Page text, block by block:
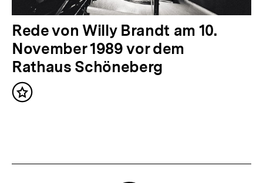
N
ä
c
h
s
Rede von Willy Brandt am 10.
November 1989 vor dem
Rathaus Schöneberg
Inhalt